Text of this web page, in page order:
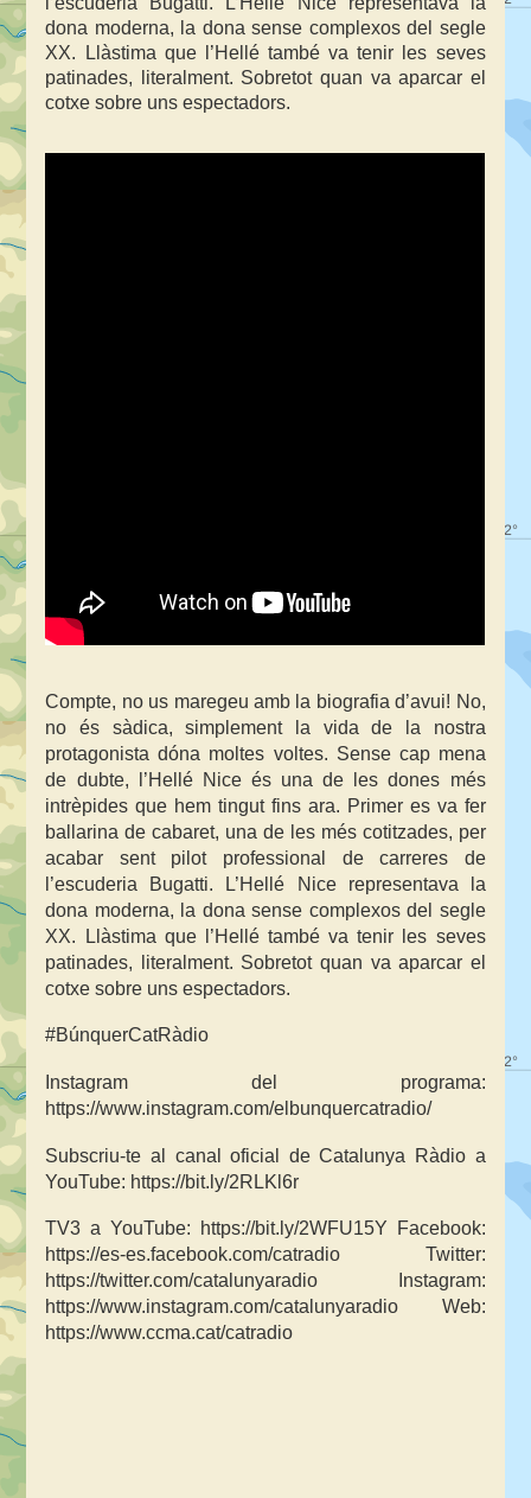
dona moderna, la dona sense complexos del segle
XX. Llàstima que l’Hellé també va tenir les seves
patinades, literalment. Sobretot quan va aparcar el
cotxe sobre uns espectadors.
Compte, no us maregeu amb la biografia d’avui! No,
no és sàdica, simplement la vida de la nostra
protagonista dóna moltes voltes. Sense cap mena
de dubte, l’Hellé Nice és una de les dones més
intrèpides que hem tingut fins ara. Primer es va fer
ballarina de cabaret, una de les més cotitzades, per
acabar sent pilot professional de carreres de
l’escuderia Bugatti. L’Hellé Nice representava la
dona moderna, la dona sense complexos del segle
XX. Llàstima que l’Hellé també va tenir les seves
patinades, literalment. Sobretot quan va aparcar el
cotxe sobre uns espectadors.
#BúnquerCatRàdio
Instagram del programa:
https://www.instagram.com/elbunquercatradio/
Subscriu-te al canal oficial de Catalunya Ràdio a
YouTube: https://bit.ly/2RLKl6r
TV3 a YouTube: https://bit.ly/2WFU15Y Facebook:
https://es-es.facebook.com/catradio Twitter:
https://twitter.com/catalunyaradio Instagram:
https://www.instagram.com/catalunyaradio Web:
https://www.ccma.cat/catradio